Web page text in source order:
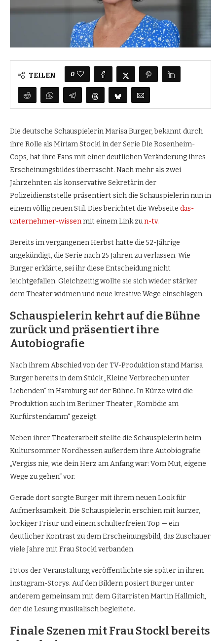
TEILEN 0
Die deutsche Schauspielerin Marisa Burger, bekannt durch
ihre Rolle als Miriam Stockl in der Serie Die Rosenheim-
Cops, hat ihre Fans mit einer deutlichen Veränderung ihres
Erscheinungsbildes überrascht. Nach mehr als zwei
Jahrzehnten als konservative Sekretärin der
Polizeidienststelle präsentiert sich die Schauspielerin nun in
einem völlig neuen Stil. Dies berichtet die Webseite das-
unternehmer-wissenmit einem Link zun-tv.
Bereits im vergangenen Herbst hatte die 52-Jährige
angekündigt, die Serie nach 25 Jahren zu verlassen. Wie
Burger erklärte, sei ihr diese Entscheidung nicht
leichtgefallen. Gleichzeitig wollte sie sich wieder stärker
dem Theater widmen und neue kreative Wege einschlagen.
Schauspielerin kehrt auf die Bühne
zurück und präsentiert ihre
Autobiografie
Nach ihrem Abschied von der TV-Produktion stand Marisa
Burger bereits in dem Stück „Kleine Verbrechen unter
Liebenden“ in Hamburg auf der Bühne. In Kürze wird die
Produktion auch im Berliner Theater „Komödie am
Kurfürstendamm“ gezeigt.
Neben ihrer Theaterarbeit stellte die Schauspielerin beim
Kultursommer Nordhessen außerdem ihre Autobiografie
„Vergiss nie, wie dein Herz am Anfang war: Vom Mut, eigene
Wege zu gehen“ vor.
Gerade dort sorgte Burger mit ihrem neuen Look für
Aufmerksamkeit. Die Schauspielerin erschien mit kurzer,
lockiger Frisur und einem schulterfreien Top — ein
deutlicher Kontrast zu dem Erscheinungsbild, das Zuschauer
viele Jahre mit Frau Stockl verbanden.
Fotos der Veranstaltung veröffentlichte sie später in ihren
Instagram-Storys. Auf den Bildern posiert Burger unter
anderem gemeinsam mit dem Gitarristen Martin Hallmich,
der die Lesung musikalisch begleitete.
Finale Szenen mit Frau Stockl bereits